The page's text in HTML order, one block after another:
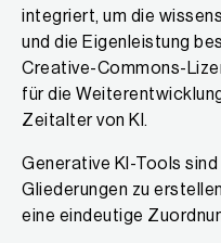
integriert, um die
und die Eigenleistung
Creative-Commons-
für die
Zeitalter von KI.
Generative KI-Tools
Gliederungen zu
eine eindeutige